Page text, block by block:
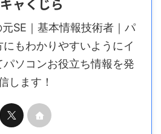
ャくじら
SE｜基本情報技術者｜パ
もわかりやすいようにイ
パソコンお役立ち情報を発
します！